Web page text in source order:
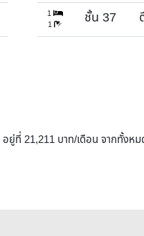
1
1
ชั้น 37
ยู่ที่ 21,211 บาท/เดือน จากทั้งห